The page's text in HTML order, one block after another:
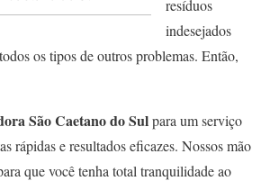
resíduos
indesejados
os tipos de outros problemas. Então,
São Caetano do Sulpara um serviço
rápidas e resultados eficazes. Nossos mão
que você tenha total tranquilidade ao